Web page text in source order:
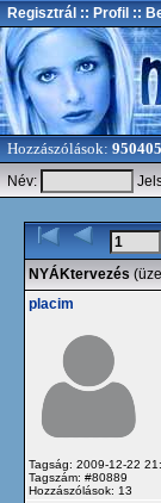
Regisztrál :: Profil ::
Hozzászólások:
Név:
NYÁKtervezés
placim
Tagság: 2009-12-22
Tagszám: #80889
Hozzászólások: 13